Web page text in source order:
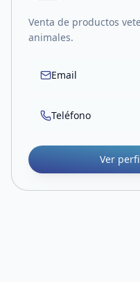
Venta de productos
animales.
Email
Teléfono
Ver